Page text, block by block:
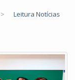
> Leitura Notícias